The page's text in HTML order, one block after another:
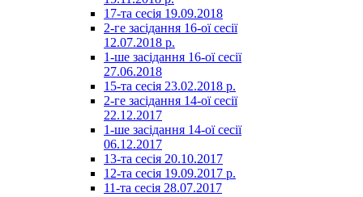
17-та сесія 19.09.2018
2-ге засідання 16-ої сесії
12.07.2018 р.
1-ше засідання 16-ої сесії
27.06.2018
15-та сесія 23.02.2018 р.
2-ге засідання 14-ої сесії
22.12.2017
1-ше засідання 14-ої сесії
06.12.2017
13-та сесія 20.10.2017
12-та сесія 19.09.2017 р.
11-та сесія 28.07.2017